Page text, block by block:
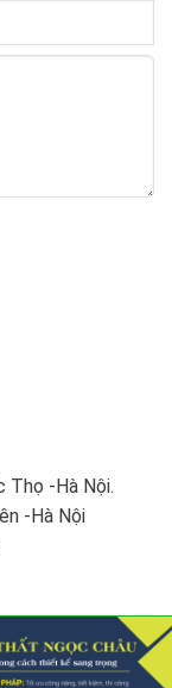
Thọ -Hà Nội.
-Hà Nội